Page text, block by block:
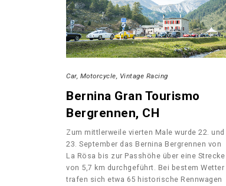
Car Motorcycle Vintage Racing
Bernina Gran Tourismo
Bergrennen, CH
Zum mittlerweile vierten Male wurde 22. und
23. September das Bernina Bergrennen von
La Rösa bis zur Passhöhe über eine Strecke
von 5,7 km durchgeführt. Bei bestem Wetter
trafen sich etwa 65 historische Rennwagen